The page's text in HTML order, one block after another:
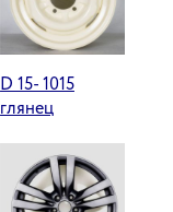
D 15- 1015
глянец